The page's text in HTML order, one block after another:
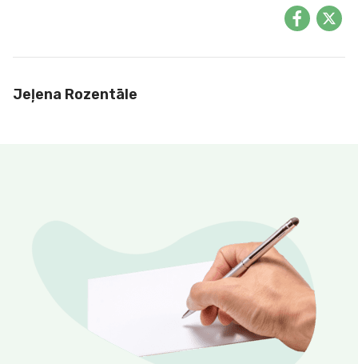
Jeļena Rozentāle